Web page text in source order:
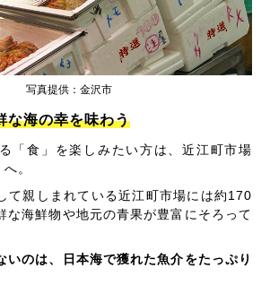
写真提供：金沢市
な海の幸を味わう
「食」を楽しみたい方は、近江町市場
へ。
て親しまれている近江町市場には約170
な海鮮物や地元の青果が豊富にそろって
いのは、日本海で獲れた魚介をたっぷり